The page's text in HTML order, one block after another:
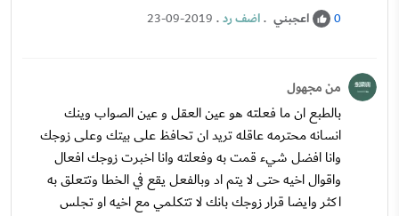
0 اعجبني .اضف رد.
23-09-2019
من مجهول
بالطبع ان ما فعلته هو عين العقل و عين الصواب وينك
انسانه محترمه عاقله تريد ان تحافظ على بيتك وعلى زوجك
وانا افضل شيء قمت به وفعلته وانا اخبرت زوجك افعال
واقوال اخيه حتى لا يتم اد وبالفعل يقع في الخطا وتتعلق به
اكثر وايضا قرار زوجك بانك لا تتكلمي مع اخيه او تجلس